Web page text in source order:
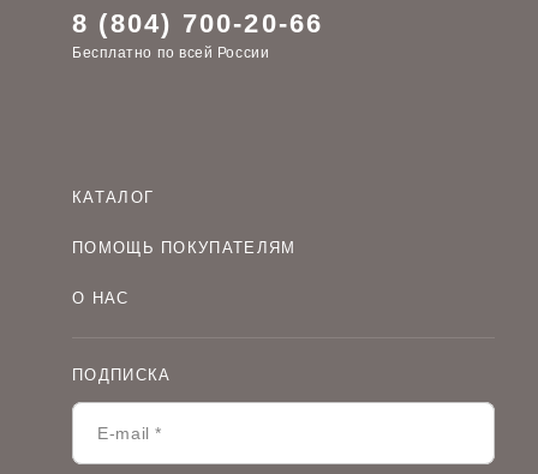
8 (804) 700-20-66
Бесплатно по всей России
КАТАЛОГ
Детская одежда оптом
ПОМОЩЬ ПОКУПАТЕЛЯМ
Условия сотрудничества
Таблицы размеров
О НАС
Политика конфиденциальности
Наши дилеры
ПОДПИСКА